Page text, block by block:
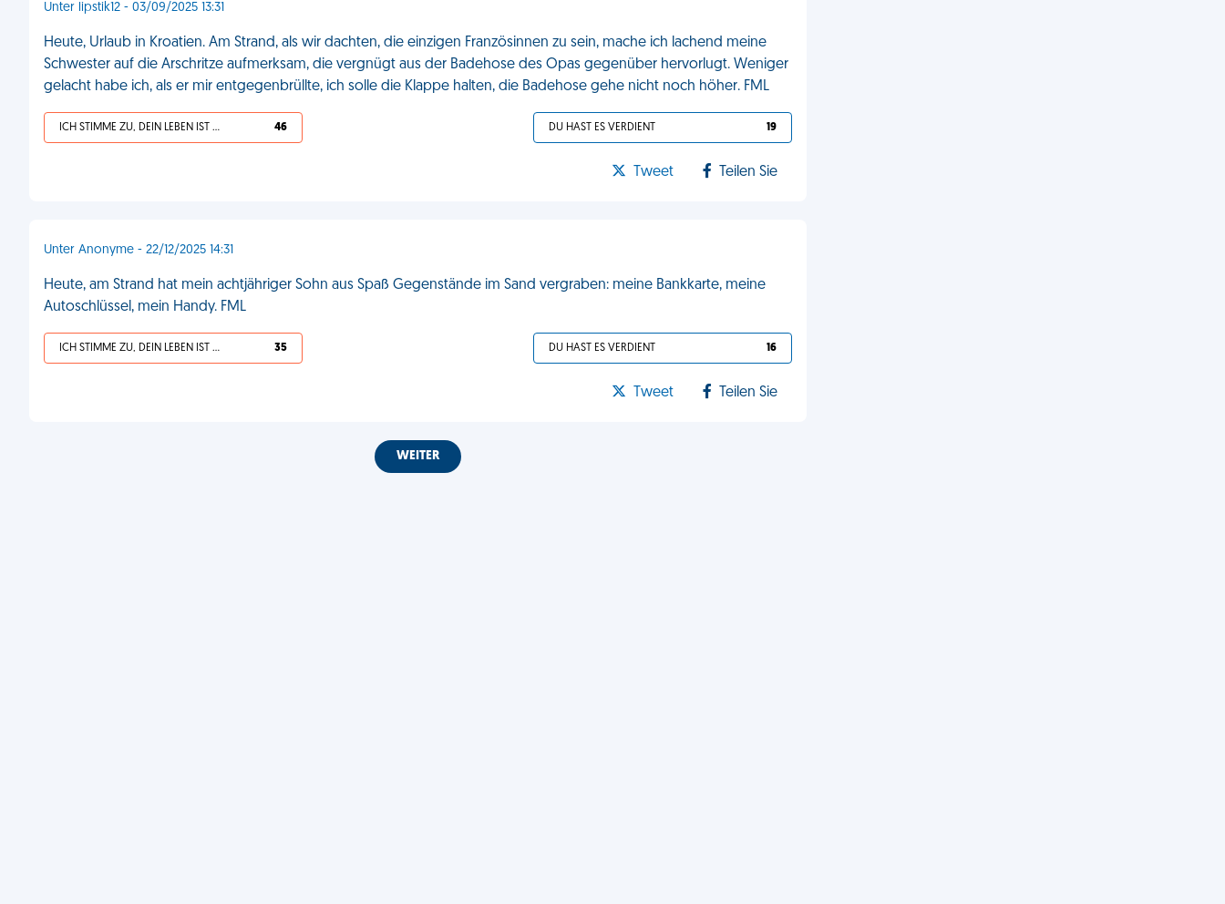
Unter lipstik12 - 03/09/2025 13:31
Heute, Urlaub in Kroatien. Am Strand, als wir dachten, die einzigen Französinnen zu sein, mache ich lachend meine
Schwester auf die Arschritze aufmerksam, die vergnügt aus der Badehose des Opas gegenüber hervorlugt. Weniger
gelacht habe ich, als er mir entgegenbrüllte, ich solle die Klappe halten, die Badehose gehe nicht noch höher. FML
ICH STIMME ZU, DEIN LEBEN IST SCHEISSE 46 DU HAST ES VERDIENT 19
Tweet Teilen Sie
Unter Anonyme - 22/12/2025 14:31
Heute, am Strand hat mein achtjähriger Sohn aus Spaß Gegenstände im Sand vergraben: meine Bankkarte, meine
Autoschlüssel, mein Handy. FML
ICH STIMME ZU, DEIN LEBEN IST SCHEISSE 35 DU HAST ES VERDIENT 16
Tweet Teilen Sie
WEITER